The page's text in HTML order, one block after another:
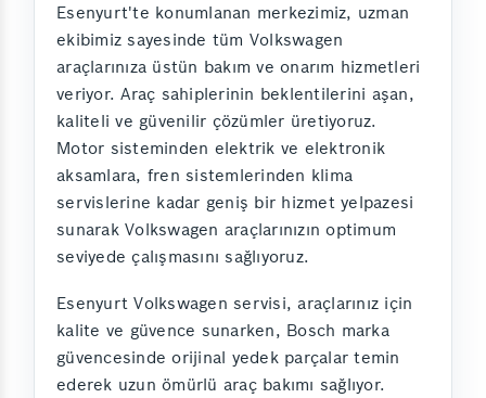
Esenyurt'te konumlanan merkezimiz, uzman
ekibimiz sayesinde tüm Volkswagen
araçlarınıza üstün bakım ve onarım hizmetleri
veriyor. Araç sahiplerinin beklentilerini aşan,
kaliteli ve güvenilir çözümler üretiyoruz.
Motor sisteminden elektrik ve elektronik
aksamlara, fren sistemlerinden klima
servislerine kadar geniş bir hizmet yelpazesi
sunarak Volkswagen araçlarınızın optimum
seviyede çalışmasını sağlıyoruz.
Esenyurt Volkswagen servisi, araçlarınız için
kalite ve güvence sunarken, Bosch marka
güvencesinde orijinal yedek parçalar temin
ederek uzun ömürlü araç bakımı sağlıyor.